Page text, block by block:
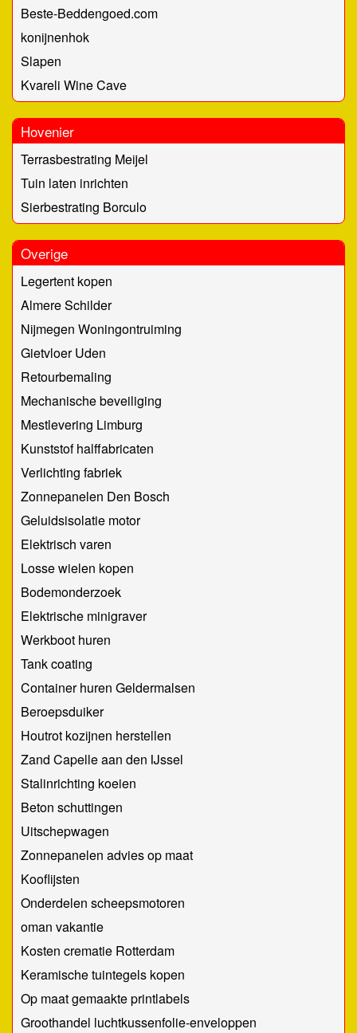
Beste-Beddengoed.com
konijnenhok
Slapen
Kvareli Wine Cave
Hovenier
Terrasbestrating Meijel
Tuin laten inrichten
Sierbestrating Borculo
Overige
Legertent kopen
Almere Schilder
Nijmegen Woningontruiming
Gietvloer Uden
Retourbemaling
Mechanische beveiliging
Mestlevering Limburg
Kunststof halffabricaten
Verlichting fabriek
Zonnepanelen Den Bosch
Geluidsisolatie motor
Elektrisch varen
Losse wielen kopen
Bodemonderzoek
Elektrische minigraver
Werkboot huren
Tank coating
Container huren Geldermalsen
Beroepsduiker
Houtrot kozijnen herstellen
Zand Capelle aan den IJssel
Stalinrichting koeien
Beton schuttingen
Uitschepwagen
Zonnepanelen advies op maat
Kooflijsten
Onderdelen scheepsmotoren
oman vakantie
Kosten crematie Rotterdam
Keramische tuintegels kopen
Op maat gemaakte printlabels
Groothandel luchtkussenfolie-enveloppen